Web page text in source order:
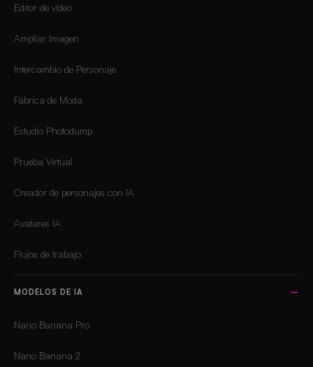
Editor de vídeo
Ampliar Imagen
Intercambio de Personaje
Fábrica de Moda
Estudio Photodump
Prueba Virtual
Creador de personajes con IA
Avatares IA
Flujos de trabajo
MODELOS DE IA
Nano Banana Pro
Nano Banana 2